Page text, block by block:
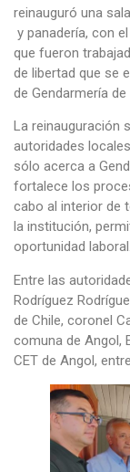
reinauguró una
y panadería, con
que fueron
de libertad que se
de Gendarmería de
La reinauguración
autoridades
sólo acerca a
fortalece los
cabo al interior de
la institución,
oportunidad laboral.
Entre las
Rodríguez
de Chile, coronel
comuna de Angol,
CET de Angol,